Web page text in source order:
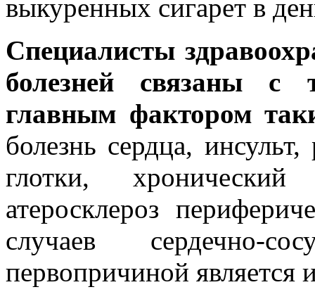
выкуренных сига­рет в
Специалисты
болезней связаны с
главным фактором
болезнь сердца,
глотки,
атеросклероз
случаев сердечно-
первопричиной является